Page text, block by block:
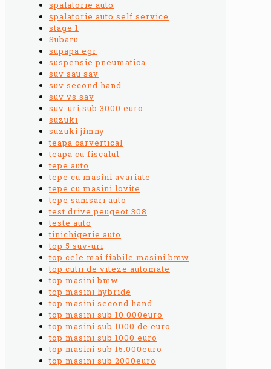
spalatorie auto
spalatorie auto self service
stage 1
Subaru
supapa egr
suspensie pneumatica
suv sau sav
suv second hand
suv vs sav
suv-uri sub 3000 euro
suzuki
suzuki jimny
teapa carvertical
teapa cu fiscalul
tepe auto
tepe cu masini avariate
tepe cu masini lovite
tepe samsari auto
test drive peugeot 308
teste auto
tinichigerie auto
top 5 suv-uri
top cele mai fiabile masini bmw
top cutii de viteze automate
top masini bmw
top masini hybride
top masini second hand
top masini sub 10.000euro
top masini sub 1000 de euro
top masini sub 1000 euro
top masini sub 15.000euro
top masini sub 2000euro